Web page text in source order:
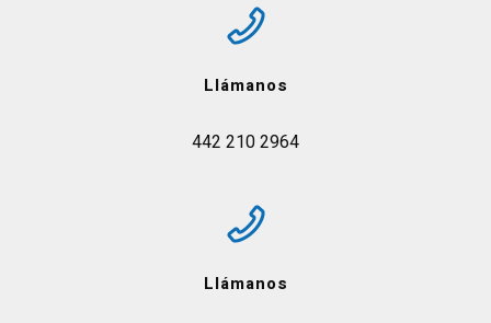
Llámanos
442 210 2964
Llámanos